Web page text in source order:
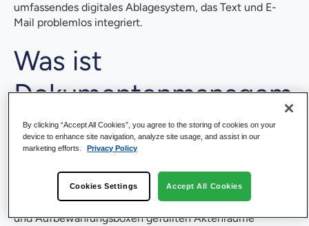
umfassendes digitales Ablagesystem, das Text und E-
Mail problemlos integriert.
Was ist
Dokumentenmanagem
ent?
Mitarbeiter mit einem Schlüssel Zugang hatten und der
sich oft im Keller oder in einem ungenutzten Büro
befand. Diese mit alphabetisch geordneten Schränken
und Aufbewahrungsboxen gefüllten Aktenräume
By clicking “Accept All Cookies”, you agree to the storing of cookies on your
device to enhance site navigation, analyze site usage, and assist in our
marketing efforts.
Privacy Policy
Cookies Settings Accept All Cookies